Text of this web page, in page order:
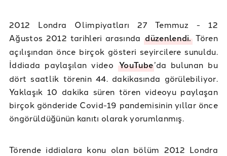
2012 Londra Olimpiyatları 27 Temmuz - 12
Ağustos 2012 tarihleri arasındadüzenlendi.Tören
açılışından önce birçok gösteri seyircilere sunuldu.
İddiada paylaşılan video YouTube’da bulunan bu
dört saatlik törenin 44. dakikasında görülebiliyor.
Yaklaşık 10 dakika süren tören videoyu paylaşan
birçok gönderide Covid-19 pandemisinin yıllar önce
öngörüldüğünün kanıtı olarak yorumlanmış.
Törende iddialara konu olan bölüm 2012 Londra